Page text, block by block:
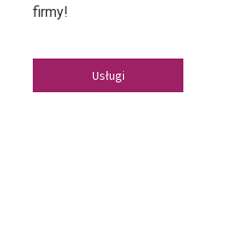
firmy!
Usługi